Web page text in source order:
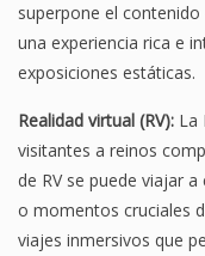
superpone el
una experiencia rica e
exposiciones estáticas.
Realidad virtual (RV): La
visitantes a reinos
de RV se puede viajar
o momentos cruciales
viajes inmersivos que